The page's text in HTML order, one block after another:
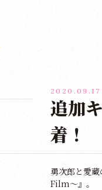
2020.09.17
追加
着！
勇次郎と愛
Film〜』。